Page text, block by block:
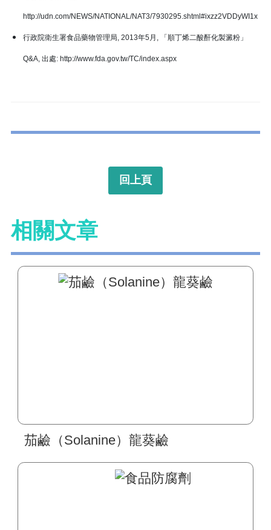
http://udn.com/NEWS/NATIONAL/NAT3/7930295.shtml#ixzz2VDDyWI1x
行政院衛生署食品藥物管理局, 2013年5月, 「順丁烯二酸酐化製澱粉」
Q&A, 出處: http://www.fda.gov.tw/TC/index.aspx
回上頁
相關文章
茄鹼（Solanine）龍葵鹼